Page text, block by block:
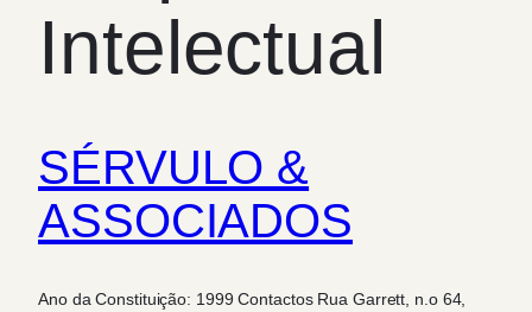
Intelectual
SÉRVULO &
ASSOCIADOS
Ano da Constituição: 1999 Contactos Rua Garrett, n.o 64,